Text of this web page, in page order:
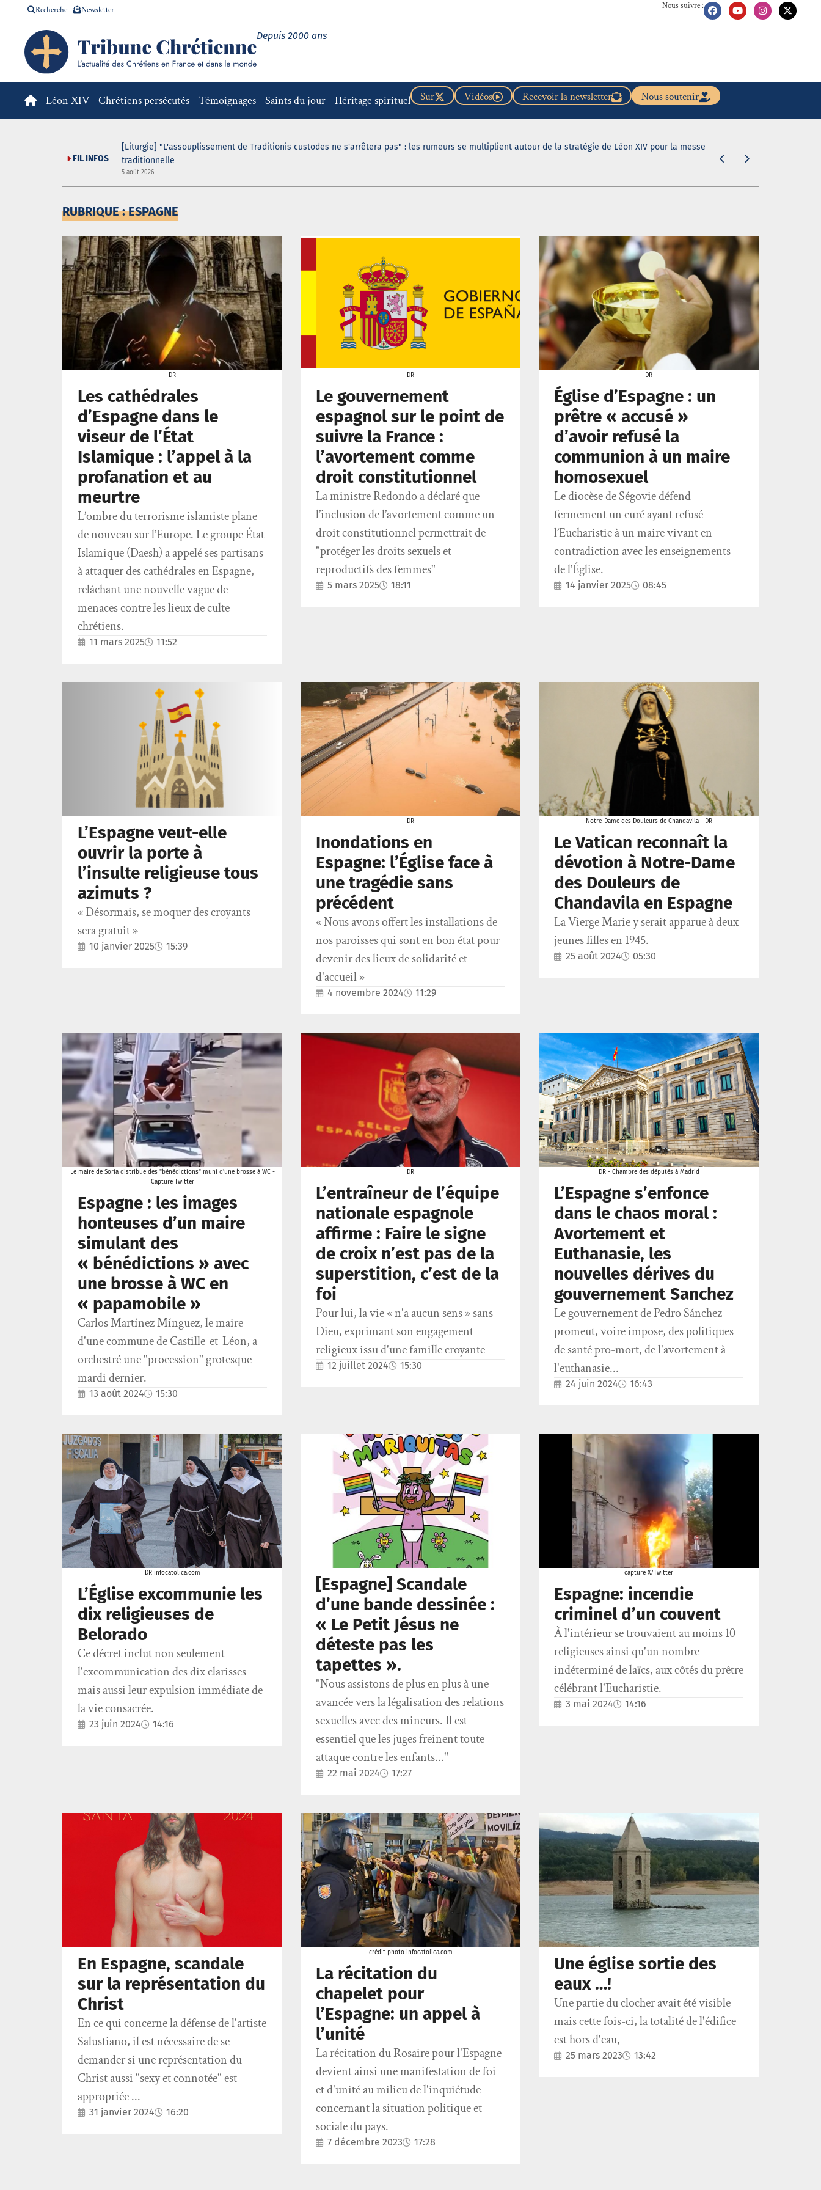
Recherche Newsletter Nous suivre :
Depuis 2000 ans
Léon XIV Chrétiens persécutés Témoignages Saints du jour Héritage spirituel Nous soutenir
Recevoir la newsletter
Vidéos
Sur
FIL INFOS
[Liturgie] "L'assouplissement de Traditionis custodes ne s'arrêtera pas" : les rumeurs se multiplient autour de la stratégie de Léon XIV pour la messe
traditionnelle
5 août 2026
RUBRIQUE : ESPAGNE
DR
Les cathédrales
d’Espagne dans le
viseur de l’État
Islamique : l’appel à la
profanation et au
meurtre
L’ombre du terrorisme islamiste plane
de nouveau sur l’Europe. Le groupe État
Islamique (Daesh) a appelé ses partisans
à attaquer des cathédrales en Espagne,
relâchant une nouvelle vague de
menaces contre les lieux de culte
chrétiens.
11 mars 2025 11:52
DR
Le gouvernement
espagnol sur le point de
suivre la France :
l’avortement comme
droit constitutionnel
La ministre Redondo a déclaré que
l’inclusion de l’avortement comme un
droit constitutionnel permettrait de
"protéger les droits sexuels et
reproductifs des femmes"
5 mars 2025 18:11
DR
Église d’Espagne : un
prêtre « accusé »
d’avoir refusé la
communion à un maire
homosexuel
Le diocèse de Ségovie défend
fermement un curé ayant refusé
l’Eucharistie à un maire vivant en
contradiction avec les enseignements
de l’Église.
14 janvier 2025 08:45
L’Espagne veut-elle
ouvrir la porte à
l’insulte religieuse tous
azimuts ?
« Désormais, se moquer des croyants
sera gratuit »
10 janvier 2025 15:39
DR
Inondations en
Espagne: l’Église face à
une tragédie sans
précédent
« Nous avons offert les installations de
nos paroisses qui sont en bon état pour
devenir des lieux de solidarité et
d'accueil »
4 novembre 2024 11:29
Notre-Dame des Douleurs de Chandavila - DR
Le Vatican reconnaît la
dévotion à Notre-Dame
des Douleurs de
Chandavila en Espagne
La Vierge Marie y serait apparue à deux
jeunes filles en 1945.
25 août 2024 05:30
Le maire de Soria distribue des "bénédictions" muni d'une brosse à WC -
Capture Twitter
Espagne : les images
honteuses d’un maire
simulant des
« bénédictions » avec
une brosse à WC en
« papamobile »
Carlos Martínez Mínguez, le maire
d'une commune de Castille-et-Léon, a
orchestré une "procession" grotesque
mardi dernier.
13 août 2024 15:30
DR
L’entraîneur de l’équipe
nationale espagnole
affirme : Faire le signe
de croix n’est pas de la
superstition, c’est de la
foi
Pour lui, la vie « n'a aucun sens » sans
Dieu, exprimant son engagement
religieux issu d'une famille croyante
12 juillet 2024 15:30
DR - Chambre des députés à Madrid
L’Espagne s’enfonce
dans le chaos moral :
Avortement et
Euthanasie, les
nouvelles dérives du
gouvernement Sanchez
Le gouvernement de Pedro Sánchez
promeut, voire impose, des politiques
de santé pro-mort, de l'avortement à
l'euthanasie...
24 juin 2024 16:43
DR infocatolica.com
L’Église excommunie les
dix religieuses de
Belorado
Ce décret inclut non seulement
l'excommunication des dix clarisses
mais aussi leur expulsion immédiate de
la vie consacrée.
23 juin 2024 14:16
[Espagne] Scandale
d’une bande dessinée :
« Le Petit Jésus ne
déteste pas les
tapettes ».
"Nous assistons de plus en plus à une
avancée vers la légalisation des relations
sexuelles avec des mineurs. Il est
essentiel que les juges freinent toute
attaque contre les enfants..."
22 mai 2024 17:27
capture X/Twitter
Espagne: incendie
criminel d’un couvent
À l'intérieur se trouvaient au moins 10
religieuses ainsi qu'un nombre
indéterminé de laïcs, aux côtés du prêtre
célébrant l'Eucharistie.
3 mai 2024 14:16
En Espagne, scandale
sur la représentation du
Christ
En ce qui concerne la défense de l'artiste
Salustiano, il est nécessaire de se
demander si une représentation du
Christ aussi "sexy et connotée" est
appropriée ...
31 janvier 2024 16:20
crédit photo infocatolica.com
La récitation du
chapelet pour
l’Espagne: un appel à
l’unité
La récitation du Rosaire pour l'Espagne
devient ainsi une manifestation de foi
et d'unité au milieu de l'inquiétude
concernant la situation politique et
sociale du pays.
7 décembre 2023 17:28
Une église sortie des
eaux …!
Une partie du clocher avait été visible
mais cette fois-ci, la totalité de l'édifice
est hors d'eau,
25 mars 2023 13:42